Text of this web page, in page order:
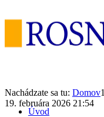
Úvod
Nachádzate sa tu: Domov1
19. februára 2026 21:54